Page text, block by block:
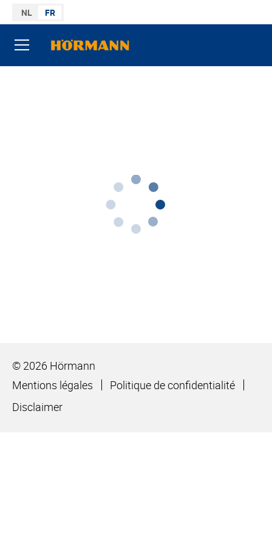
Aller au sommaire
NL FR
© 2026 Hörmann
Mentions légales
Politique de confidentialité
Disclaimer